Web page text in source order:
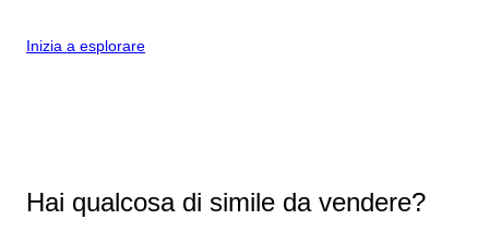
Inizia a esplorare
Hai qualcosa di simile da vendere?